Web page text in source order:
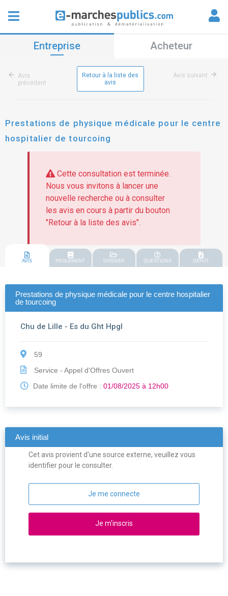
Entreprise Acheteur
Avis
précédent
Retour à la liste des
avis
Avis suivant
Prestations de physique médicale pour le centre
hospitalier de tourcoing
Cette consultation est terminée.
Nous vous invitons à lancer une
nouvelle recherche ou à consulter
les avis en cours à partir du bouton
"Retour à la liste des avis".
AVIS REGLEMENT DOSSIER QUESTIONS DEPOT
Prestations de physique médicale pour le centre hospitalier
de tourcoing
Chu de Lille - Es du Ght Hpgl
59
Service - Appel d'Offres Ouvert
Date limite de l'offre : 01/08/2025 à 12h00
Avis initial
Cet avis provient d'une source externe, veuillez vous
identifier pour le consulter.
Je me connecte
Je m'inscris